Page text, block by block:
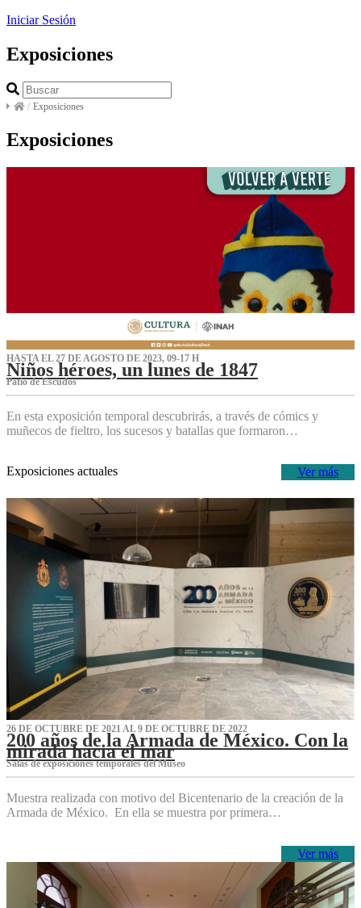
Iniciar Sesión
Exposiciones
/ Exposiciones
Exposiciones
HASTA EL 27 DE AGOSTO DE 2023, 09-17 H
Niños héroes, un lunes de 1847
Patio de Escudos
En esta exposición temporal descubrirás, a través de cómics y
muñecos de fieltro, los sucesos y batallas que formaron…
Ver más
Exposiciones actuales
26 DE OCTUBRE DE 2021 AL 9 DE OCTUBRE DE 2022
200 años de la Armada de México. Con la
mirada hacia el mar
Salas de exposiciones temporales del Museo‌
Muestra realizada con motivo del Bicentenario de la creación de la
Armada de México. En ella se muestra por primera…
Ver más